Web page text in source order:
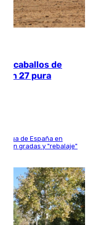
caballos de
27 pura
de España en
gradas y "rebalaje"